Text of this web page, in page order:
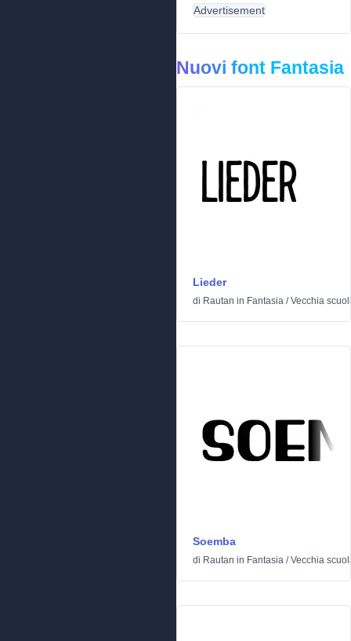
Advertisement
Nuovi font Fantasia
Lieder
di Rautan in Fantasia /Vecchia
Soemba
di Rautan in Fantasia /Vecchia